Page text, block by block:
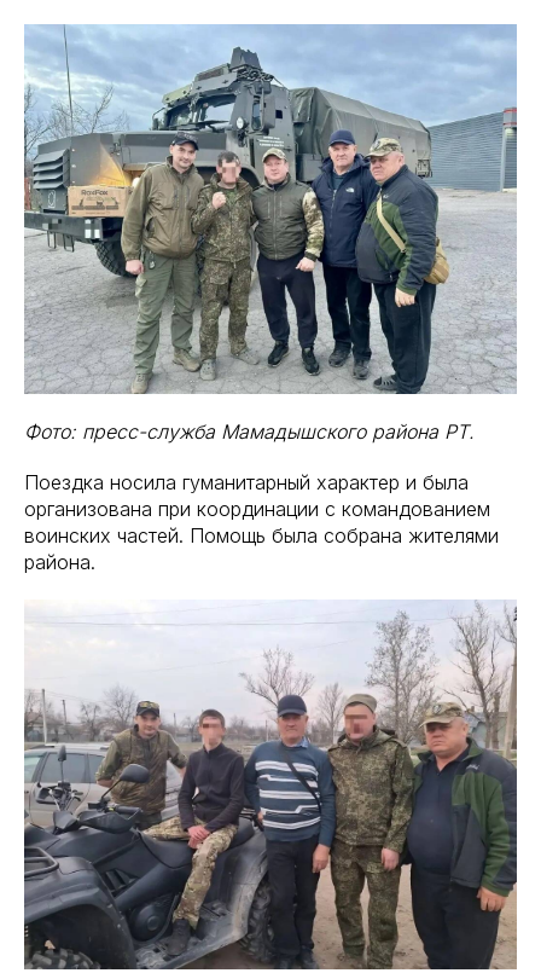
Фото: пресс-служба Мамадышского района РТ.
Поездка носила гуманитарный характер и была
организована при координации с командованием
воинских частей. Помощь была собрана жителями
района.